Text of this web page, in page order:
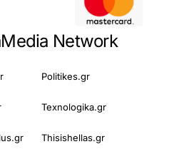
Network
Politikes.gr
Texnologika.gr
Thisishellas.gr